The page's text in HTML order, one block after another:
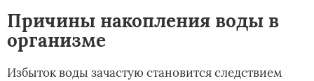
Причины накопления воды в
организме
Избыток воды зачастую становится следствием